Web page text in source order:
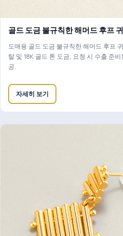
골드 도금 불규칙한 해머드 후프
도매용 골드 도금 불규칙한 해머드 후프
탈 및 18K 골드 톤 도금; 요청 시 수출 준
공.
자세히 보기